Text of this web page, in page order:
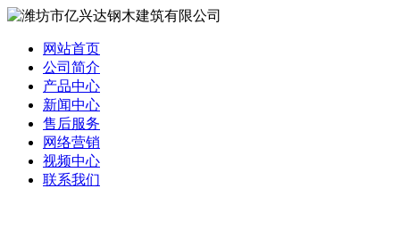
网站首页
公司简介
产品中心
新闻中心
售后服务
网络营销
视频中心
联系我们